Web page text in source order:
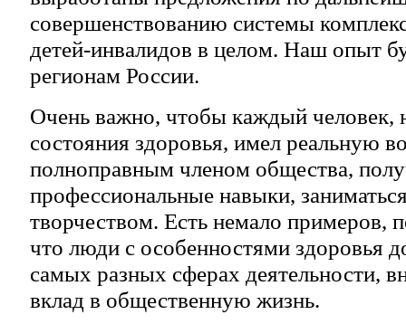
совершенствованию системы
детей-инвалидов в целом. Наш опыт
регионам России.
Очень важно, чтобы каждый человек,
состояния здоровья, имел реальную
полноправным членом общества,
профессиональные навыки,
творчеством. Есть немало примеров,
что люди с особенностями здоровья
самых разных сферах деятельности,
вклад в общественную жизнь.